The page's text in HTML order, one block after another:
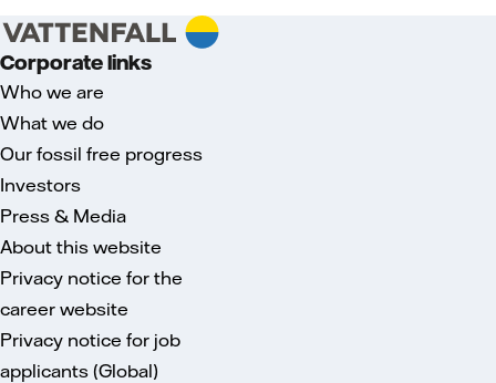
Corporate links
Who we are
What we do
Our fossil free progress
Investors
Press & Media
About this website
Privacy notice for the
career website
Privacy notice for job
applicants (Global)